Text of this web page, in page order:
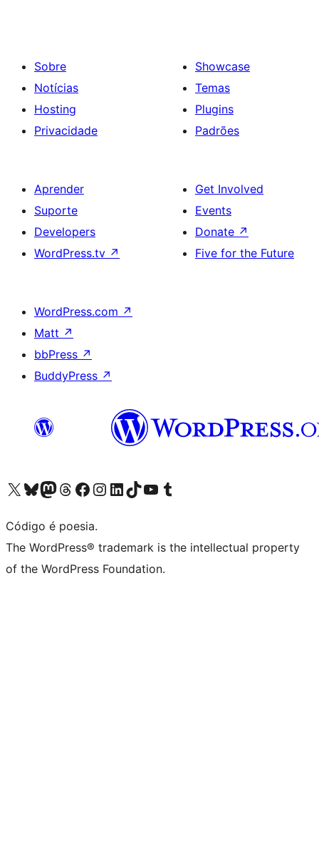
Sobre
Notícias
Hosting
Privacidade
Showcase
Temas
Plugins
Padrões
Aprender
Suporte
Developers
WordPress.tv ↗
Get Involved
Events
Donate ↗
Five for the Future
WordPress.com ↗
Matt ↗
bbPress ↗
BuddyPress ↗
Visite a nossa conta X (antigo Twitter)
Visit our Bluesky account
Visit our Mastodon account
Visit our Threads account
Visite a nossa página do Facebook
Visite a nossa conta no Instagram
Visite a nossa conta no LinkedIn
Visit our TikTok account
Visit our YouTube channel
Visit our Tumblr account
Código é poesia.
The WordPress® trademark is the intellectual property
of the WordPress Foundation.